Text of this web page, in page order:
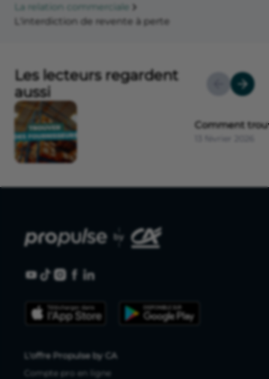
La relation commerciale
L'interdiction de revente à perte
Les lecteurs regardent
aussi
Comment
L'offre Propulse by CA
Compte pro en ligne